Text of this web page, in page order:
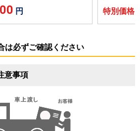
円
特別価
は必ずご確認ください
意事項